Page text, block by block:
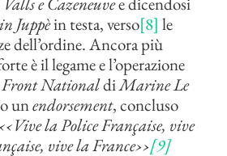
Juppèin testa, verso[8] le
dell’ordine. Ancora più
è il legame e l’operazione
Front NationaldiMarine Le
unendorsement, concluso
‹‹Vive la Police Française, vive
, vive la France››[9]